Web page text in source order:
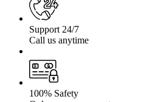
Support 24/7
Call us anytime
100% Safety